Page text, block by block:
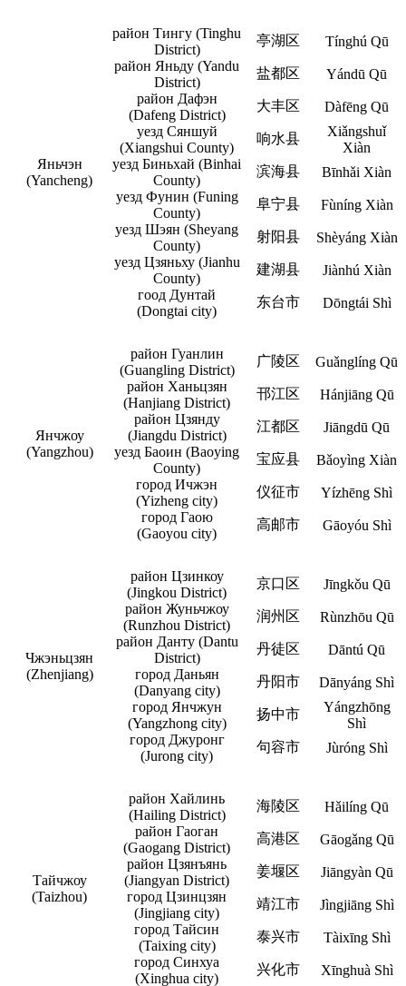
Яньчэн
(Yancheng)
район Тингу (Tinghu
District)
亭湖区
Tínghú Qū
район Яньду (Yandu
District)
盐都区
Yándū Qū
район Дафэн
(Dafeng District)
大丰区
Dàfēng Qū
уезд Сяншуй
(Xiangshui County)
响水县
Xiǎngshuǐ
Xiàn
уезд Биньхай (Binhai
County)
滨海县
Bīnhǎi Xiàn
уезд Фунин (Funing
County)
阜宁县
Fùníng Xiàn
уезд Шэян (Sheyang
County)
射阳县
Shèyáng Xiàn
уезд Цзяньху (Jianhu
County)
建湖县
Jiànhú Xiàn
гоод Дунтай
(Dongtai city)
东台市 Dōngtái Shì
Янчжоу
(Yangzhou)
район Гуанлин
(Guangling District)
广陵区
Guǎnglíng Qū
район Ханьцзян
(Hanjiang District)
邗江区
Hánjiāng Qū
район Цзянду
(Jiangdu District)
江都区
Jiāngdū Qū
уезд Баоин (Baoying
County)
宝应县
Bǎoyìng Xiàn
город Ичжэн
(Yizheng city)
仪征市
Yízhēng Shì
город Гаою
(Gaoyou city)
高邮市 Gāoyóu Shì
Чжэньцзян
(Zhenjiang)
район Цзинкоу
(Jingkou District)
京口区
Jīngkǒu Qū
район Жуньчжоу
(Runzhou District)
润州区
Rùnzhōu Qū
район Данту (Dantu
District)
丹徒区
Dāntú Qū
город Даньян
(Danyang city)
丹阳市
Dānyáng Shì
город Янчжун
(Yangzhong city)
扬中市
Yángzhōng
Shì
город Джуронг
(Jurong city)
句容市 Jùróng Shì
Тайчжоу
(Taizhou)
район Хайлинь
(Hailing District)
海陵区
Hǎilíng Qū
район Гаоган
(Gaogang District)
高港区
Gāogǎng Qū
район Цзянъянь
(Jiangyan District)
姜堰区
Jiāngyàn Qū
город Цзинцзян
(Jingjiang city)
靖江市
Jìngjiāng Shì
город Тайсин
(Taixing city)
泰兴市
Tàixīng Shì
город Синхуа
(Xinghua city)
兴化市 Xīnghuà Shì